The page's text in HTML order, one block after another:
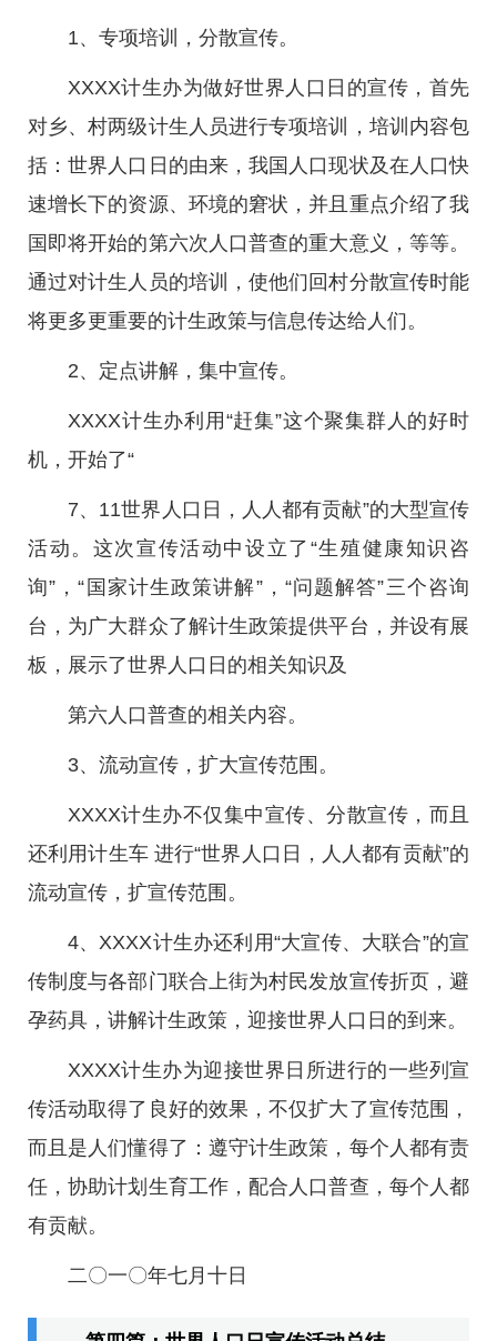
1、专项培训，分散宣传。
XXXX计生办为做好世界人口日的宣传，首先
对乡、村两级计生人员进行专项培训，培训内容包
括：世界人口日的由来，我国人口现状及在人口快
速增长下的资源、环境的窘状，并且重点介绍了我
国即将开始的第六次人口普查的重大意义，等等。
通过对计生人员的培训，使他们回村分散宣传时能
将更多更重要的计生政策与信息传达给人们。
2、定点讲解，集中宣传。
XXXX计生办利用“赶集”这个聚集群人的好时
机，开始了“
7、11世界人口日，人人都有贡献”的大型宣传
活动。这次宣传活动中设立了“生殖健康知识咨
询”，“国家计生政策讲解”，“问题解答”三个咨询
台，为广大群众了解计生政策提供平台，并设有展
板，展示了世界人口日的相关知识及
第六人口普查的相关内容。
3、流动宣传，扩大宣传范围。
XXXX计生办不仅集中宣传、分散宣传，而且
还利用计生车 进行“世界人口日，人人都有贡献”的
流动宣传，扩宣传范围。
4、XXXX计生办还利用“大宣传、大联合”的宣
传制度与各部门联合上街为村民发放宣传折页，避
孕药具，讲解计生政策，迎接世界人口日的到来。
XXXX计生办为迎接世界日所进行的一些列宣
传活动取得了良好的效果，不仅扩大了宣传范围，
而且是人们懂得了：遵守计生政策，每个人都有责
任，协助计划生育工作，配合人口普查，每个人都
有贡献。
二〇一〇年七月十日